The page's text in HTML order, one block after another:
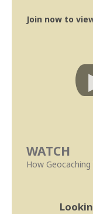
Join now to
WATCH
How Geocaching